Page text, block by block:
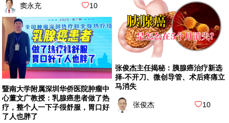
窦永充 10
张俊杰主任揭秘：胰腺癌治疗新选
择-不开刀、微创导管、术后疼痛立
马消失
张俊杰 10
暨南大学附属深圳华侨医院肿瘤中
心董文广教授：乳腺癌患者做了热
疗，整个人一下子很舒服，胃口好
了人也胖了